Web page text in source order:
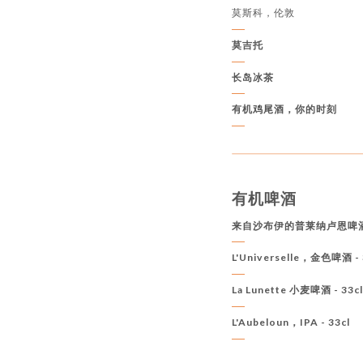
莫斯科，伦敦
莫吉托
长岛冰茶
有机鸡尾酒，你的时刻
有机啤酒
来自沙布伊的普莱纳卢恩啤
L'Universelle，金色啤酒 -
La Lunette 小麦啤酒 - 33cl
L'Aubeloun，IPA - 33cl